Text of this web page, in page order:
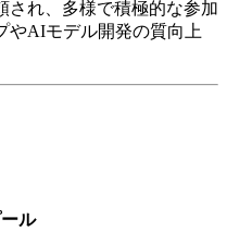
され、多様で積極的な参加
やAIモデル開発の質向上
ル